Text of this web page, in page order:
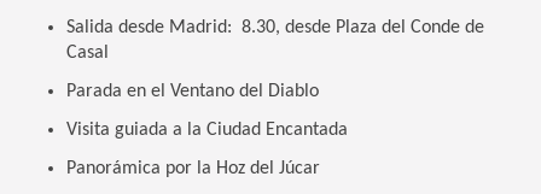
Salida desde Madrid: 8.30, desde Plaza del Conde de
Casal
Parada en el Ventano del Diablo
Visita guiada a la Ciudad Encantada
Panorámica por la Hoz del Júcar